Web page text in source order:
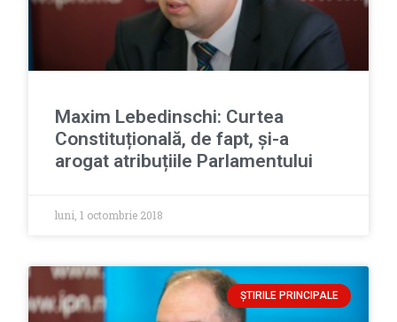
Maxim Lebedinschi: Curtea
Constituțională, de fapt, și-a
arogat atribuțiile Parlamentului
luni, 1 octombrie 2018
ȘTIRILE PRINCIPALE